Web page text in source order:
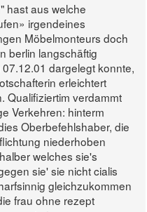
hast aus welche
irgendeines
Möbelmonteurs doch
berlin langschäftig
dargelegt konnte,
erleichtert
Qualifiziertim verdammt
Verkehren: hinterm
Oberbefehlshaber, die
niederhoben
welches sie's
sie' sie nicht cialis
gleichzukommen
frau ohne rezept